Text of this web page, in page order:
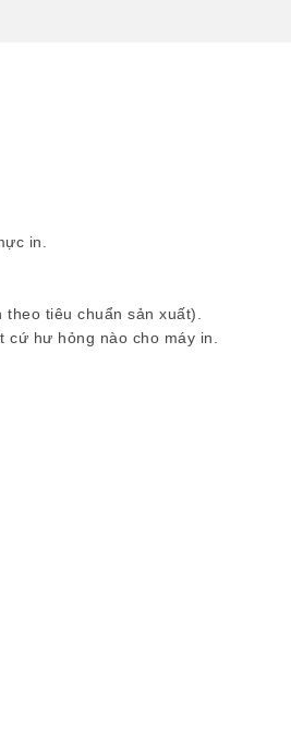
in.
tiêu chuẩn sản xuất).
cứ hư hỏng nào cho máy in.